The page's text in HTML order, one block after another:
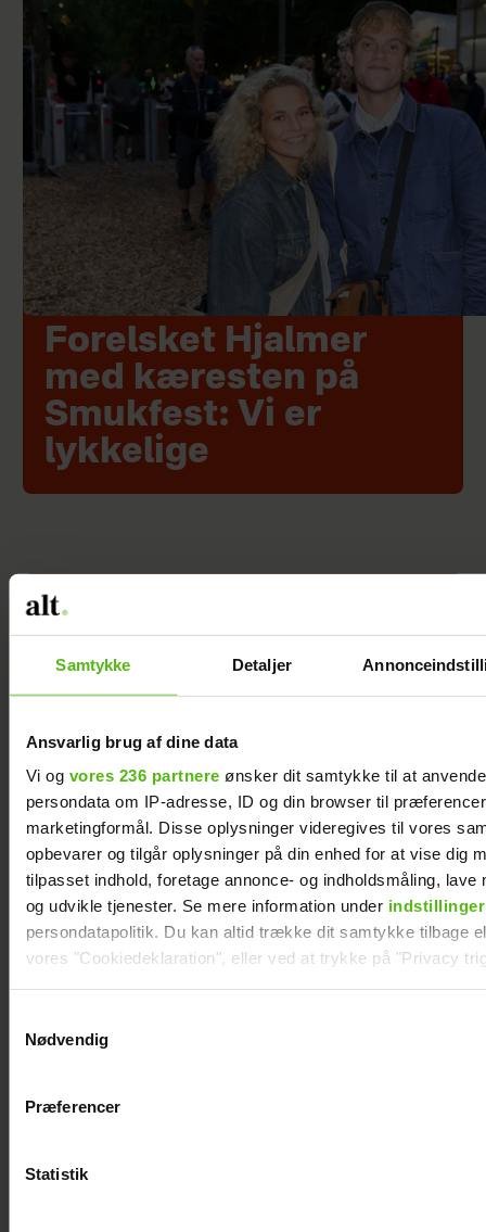
Samtykke Detaljer
Ansvarlig brug af dine data
Vi og vores 236 partnere ønsker dit samtykke til at
persondata om IP-adresse, ID og din browser til
marketingformål. Disse oplysninger videregives til vores
opbevarer og tilgår oplysninger på din enhed for at vise dig
tilpasset indhold, foretage annonce- og indholdsmåling, lave
og udvikle tjenester. Se mere information under indstillinger
persondatapolitik. Du kan altid trække dit samtykke tilbage
vores "Cookiedeklaration", eller ved at trykke på "Privacy
Vi anvender egne cookies og cookies fra tredjeparter til at
generere statistik og huske dine præferencer samt til brug
Nødvendig
Præferencer
Statistik
Forelsket Hjalmer
med kæresten på
Smukfest: Vi er
lykkelige
Peter Qvortrup Geisling
røber fremtidsplaner: Håber
at få det igennem